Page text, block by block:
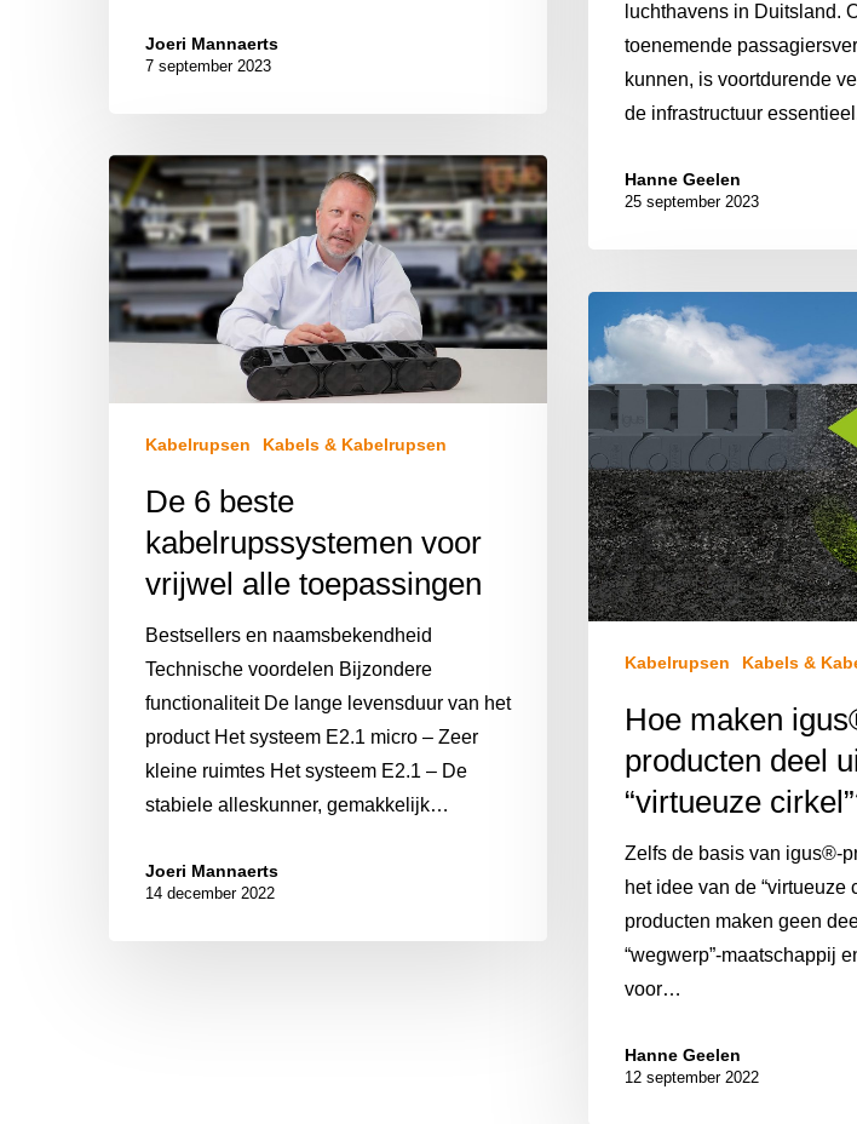
luchthavens in Duitsland.
toenemende
kunnen, is voortdurende
de infrastructuur
Hanne Geelen
25 september 2023
Joeri Mannaerts
7 september 2023
Kabelrupsen Kabels & Kabelrupsen
De 6 beste
kabelrupssystemen voor
vrijwel alle toepassingen
Bestsellers en naamsbekendheid
Technische voordelen Bijzondere
functionaliteit De lange levensduur van het
product Het systeem E2.1 micro – Zeer
kleine ruimtes Het systeem E2.1 – De
stabiele alleskunner, gemakkelijk…
Joeri Mannaerts
14 december 2022
Kabelrupsen Kabels &
Hoe maken
producten deel
“virtueuze
Zelfs de basis van igus®-
het idee van de “virtueuze
producten maken geen
“wegwerp”-maatschappij
voor…
Hanne Geelen
12 september 2022